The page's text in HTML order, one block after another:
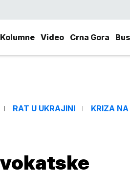
Kolumne Video Crna Gora
RAT U UKRAJINI KRIZA